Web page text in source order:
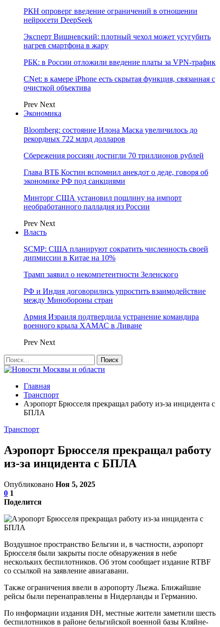
РКН опроверг введение ограничений в отношении
нейросети DeepSeek
Эксперт Вишневский: плотный чехол может усугубить
нагрев смартфона в жару
РБК: в России отложили введение платы за VPN-трафик
CNet: в камере iPhone есть скрытая функция, связанная с
очисткой объектива
Prev Next
Экономика
Bloomberg: состояние Илона Маска увеличилось до
рекордных 722 млрд долларов
Сбережения россиян достигли 70 триллионов рублей
Глава ВТБ Костин вспомнил анекдот о деде, говоря об
экономике РФ под санкциями
Минторг США установил пошлину на импорт
необработанного палладия из России
Prev Next
Власть
SCMP: США планируют сократить численность своей
дипмиссии в Китае на 10%
Трамп заявил о некомпетентности Зеленского
РФ и Индия договорились упростить взаимодействие
между Минобороны стран
Армия Израиля подтвердила устранение командира
военного крыла ХАМАС в Ливане
Prev Next
Главная
Транспорт
Аэропорт Брюсселя прекращал работу из-за инцидента с
БПЛА
Транспорт
Аэропорт Брюсселя прекращал работу
из-за инцидента с БПЛА
Опубликовано Ноя 5, 2025
0 1
Поделится
Воздушное пространство Бельгии и, в частности, аэропорт
Брюсселя были закрыты после обнаружения в небе
нескольких беспилотников. Об этом сообщает издание RTBF
со ссылкой на заявление авиагавани.
Также ограничения ввели в аэропорту Льежа. Ближайшие
рейсы были перенаправлены в Нидерланды и Германию.
По информации издания DH, местные жители заметили шесть
беспилотников в районе бельгийской военной базы Кляйне-